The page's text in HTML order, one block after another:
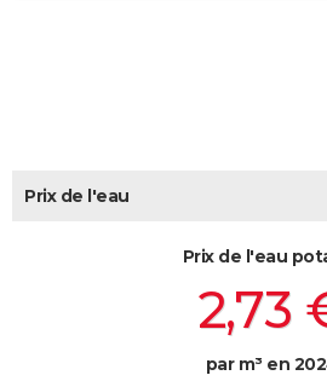
Prix de l'eau
Prix de l'eau
2,73
par m³ en